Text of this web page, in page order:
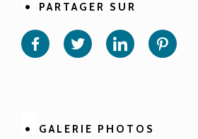
PARTAGER SUR
Partager
sur
Partager
sur sur
GALERIE PHOTOS